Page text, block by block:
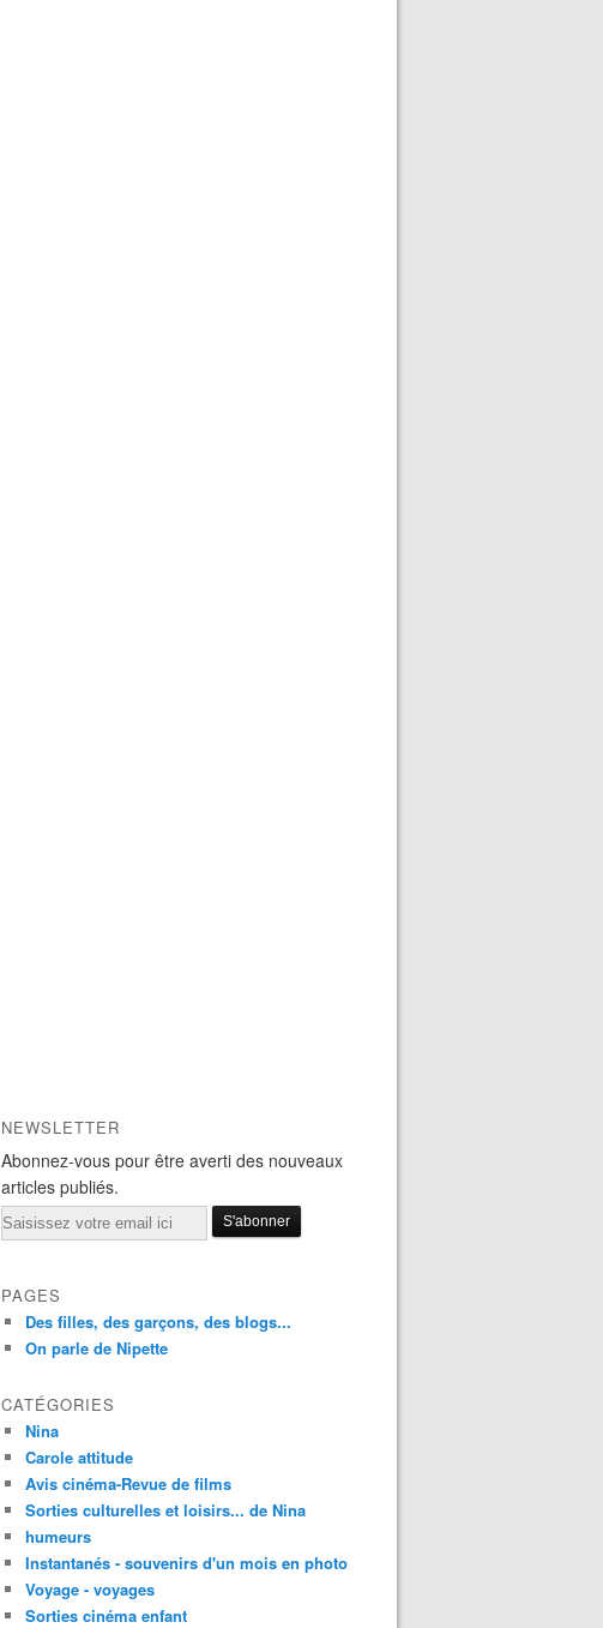
NEWSLETTER
Abonnez-vous pour être averti des nouveaux
articles publiés.
Email
PAGES
Des filles, des garçons, des blogs...
On parle de Nipette
CATÉGORIES
Nina
Carole attitude
Avis cinéma-Revue de films
Sorties culturelles et loisirs... de Nina
humeurs
Instantanés - souvenirs d'un mois en photo
Voyage - voyages
Sorties cinéma enfant